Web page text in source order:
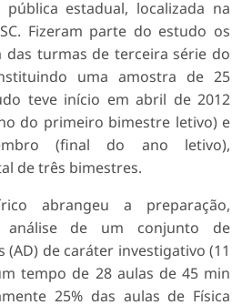
estadual, localizada na
Fizeram parte do estudo os
das turmas de terceira série do
uma amostra de 25
teve início em abril de 2012
do primeiro bimestre letivo) e
(final do ano letivo),
de três bimestres.
abrangeu a preparação,
análise de um conjunto de
(AD) de caráter investigativo (11
tempo de 28 aulas de 45 min
25% das aulas de Física